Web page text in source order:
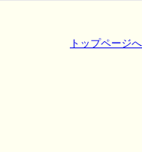
トップページへ